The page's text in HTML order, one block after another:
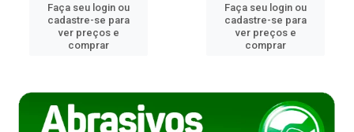
Faça seu login ou
cadastre-se para
ver preços e
comprar
Faça seu login ou
cadastre-se para
ver preços e
comprar